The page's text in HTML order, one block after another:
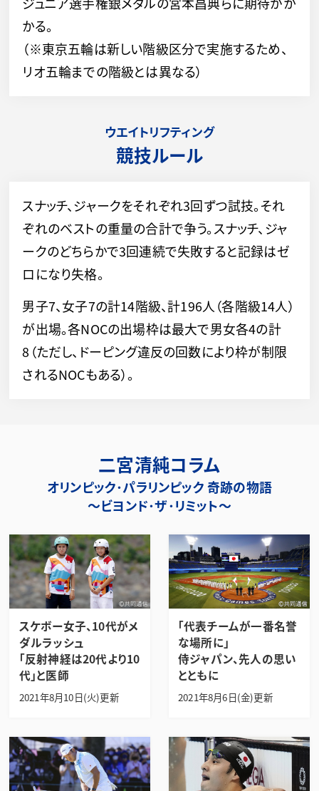
かる。
（※東京五輪は新しい階級区分で実施するため、
リオ五輪までの階級とは異なる）
ウエイトリフティング
競技ルール
スナッチ、ジャークをそれぞれ3回ずつ試技。それ
ぞれのベストの重量の合計で争う。スナッチ、ジャ
ークのどちらかで3回連続で失敗すると記録はゼ
ロになり失格。
男子7、女子7の計14階級、計196人（各階級14人）
が出場。各NOCの出場枠は最大で男女各4の計
8（ただし、ドーピング違反の回数により枠が制限
されるNOCもある）。
二宮清純コラム
オリンピック･パラリンピック 奇跡の物語
～ビヨンド･ザ･リミット～
スケボー女子、10代がメ
ダルラッシュ
「反射神経は20代より10
代」と医師
2021年8月10日(火)更新
「代表チームが一番名誉
な場所に」
侍ジャパン、先人の思い
とともに
2021年8月6日(金)更新